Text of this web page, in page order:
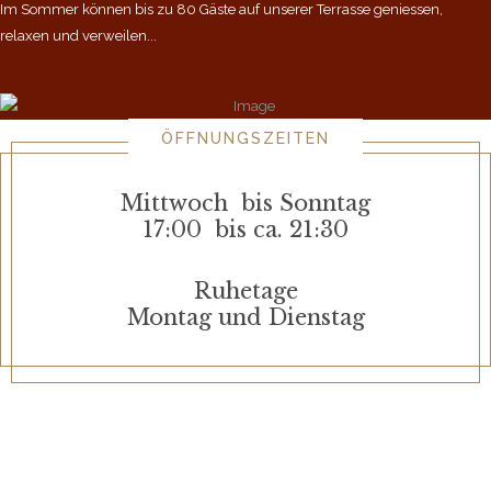
Im Sommer können bis zu 80 Gäste auf unserer Terrasse geniessen,
relaxen und verweilen...
ÖFFNUNGSZEITEN
Mittwoch bis Sonntag
17:00 bis ca. 21:30
Ruhetage
Montag und Dienstag